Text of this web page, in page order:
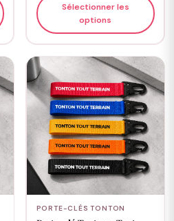
Sélectionner les
options
PORTE-CLÉS TONTON